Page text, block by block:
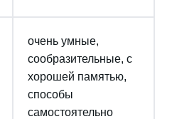
очень умные,
сообразительные, с
хорошей памятью,
способы
самостоятельно